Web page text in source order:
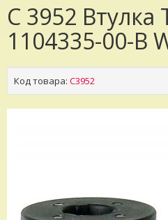
C 3952 Втулка
1104335-00-B
Код товара: C3952